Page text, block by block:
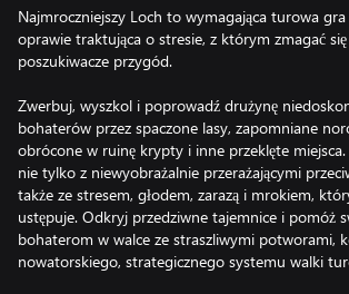
Najmroczniejszy Loch to wymagająca turowa
oprawie traktująca o stresie, z którym zmagać
poszukiwacze przygód.
Zwerbuj, wyszkol i poprowadź drużynę
bohaterów przez spaczone lasy, zapomniane
obrócone w ruinę krypty i inne przeklęte miejsca.
nie tylko z niewyobrażalnie przerażającymi
także ze stresem, głodem, zarazą i mrokiem,
ustępuje. Odkryj przedziwne tajemnice i pomóż
bohaterom w walce ze straszliwymi potworami,
nowatorskiego, strategicznego systemu walki